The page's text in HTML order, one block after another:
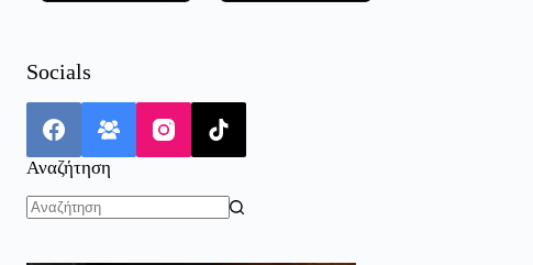
Socials
Αναζήτηση